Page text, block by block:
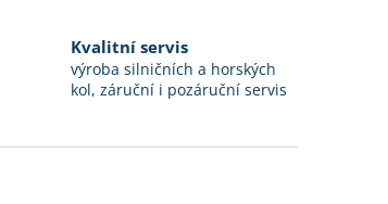
Kvalitní servis
výroba silničních a horských
kol, záruční i pozáruční servis